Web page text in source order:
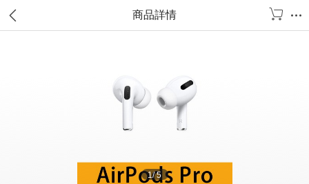
商品詳情
1/5